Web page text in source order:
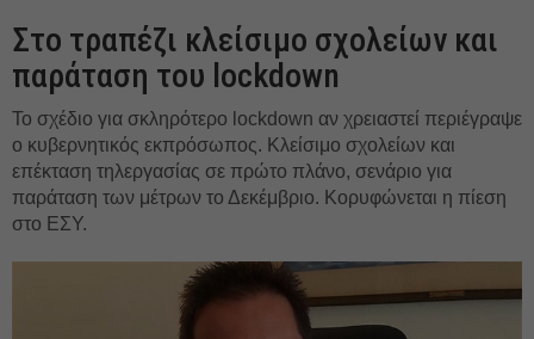
Στο τραπέζι κλείσιμο σχολείων και
παράταση του lockdown
Το σχέδιο για σκληρότερο lockdown αν χρειαστεί περιέγραψε
ο κυβερνητικός εκπρόσωπος. Κλείσιμο σχολείων και
επέκταση τηλεργασίας σε πρώτο πλάνο, σενάριο για
παράταση των μέτρων το Δεκέμβριο. Κορυφώνεται η πίεση
στο ΕΣΥ.